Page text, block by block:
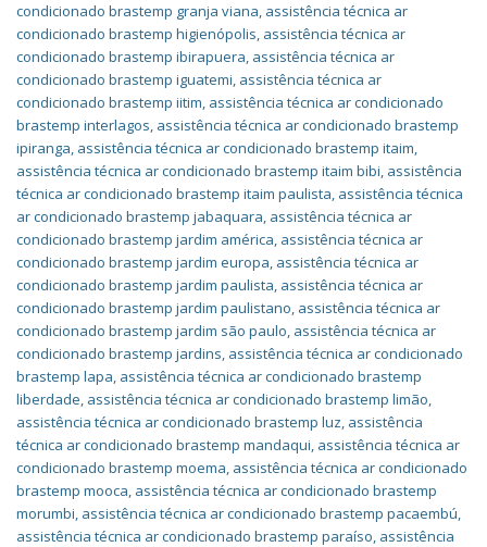
condicionado brastemp granja viana, assistência técnica ar
condicionado brastemp higienópolis, assistência técnica ar
condicionado brastemp ibirapuera, assistência técnica ar
condicionado brastemp iguatemi, assistência técnica ar
condicionado brastemp iitim, assistência técnica ar condicionado
brastemp interlagos, assistência técnica ar condicionado brastemp
ipiranga, assistência técnica ar condicionado brastemp itaim,
assistência técnica ar condicionado brastemp itaim bibi, assistência
técnica ar condicionado brastemp itaim paulista, assistência técnica
ar condicionado brastemp jabaquara, assistência técnica ar
condicionado brastemp jardim américa, assistência técnica ar
condicionado brastemp jardim europa, assistência técnica ar
condicionado brastemp jardim paulista, assistência técnica ar
condicionado brastemp jardim paulistano, assistência técnica ar
condicionado brastemp jardim são paulo, assistência técnica ar
condicionado brastemp jardins, assistência técnica ar condicionado
brastemp lapa, assistência técnica ar condicionado brastemp
liberdade, assistência técnica ar condicionado brastemp limão,
assistência técnica ar condicionado brastemp luz, assistência
técnica ar condicionado brastemp mandaqui, assistência técnica ar
condicionado brastemp moema, assistência técnica ar condicionado
brastemp mooca, assistência técnica ar condicionado brastemp
morumbi, assistência técnica ar condicionado brastemp pacaembú,
assistência técnica ar condicionado brastemp paraíso, assistência